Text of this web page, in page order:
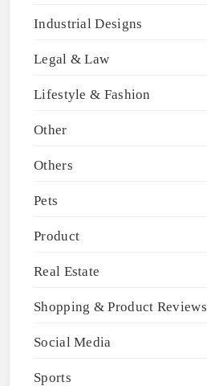
Industrial Designs
Legal & Law
Lifestyle & Fashion
Other
Others
Pets
Product
Real Estate
Shopping & Product Reviews
Social Media
Sports